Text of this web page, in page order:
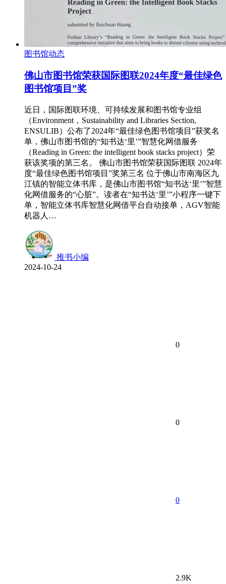
图书馆动态
佛山市图书馆荣获国际图联2024年度“最佳绿色
图书馆项目”奖
近日，国际图联环境、可持续发展和图书馆专业组
（Environment，Sustainability and Libraries Section,
ENSULIB）公布了2024年“最佳绿色图书馆项目”获奖名
单，佛山市图书馆的“知书达‘里’”智慧化网借服务
（Reading in Green: the intelligent book stacks project）荣
获该奖项的第三名。 佛山市图书馆荣获国际图联 2024年
度“最佳绿色图书馆项目”奖第三名 位于佛山市南海区九
江镇的智能立体书库，是佛山市图书馆“知书达‘里’”智慧
化网借服务的“心脏”。读者在“知书达‘里’”小程序一键下
单，智能立体书库智慧化网借平台自动接单，AGV智能
机器人…
推书小编
2024-10-24
0
0
0
2.9K